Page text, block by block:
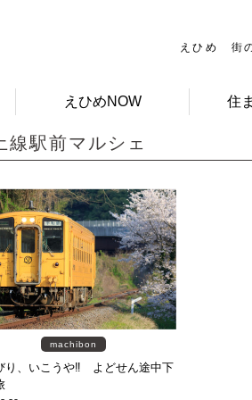
えひめ 街
えひめNOW 住
線駅前マルシェ
machibon
り、いこうや‼ よどせん途中下